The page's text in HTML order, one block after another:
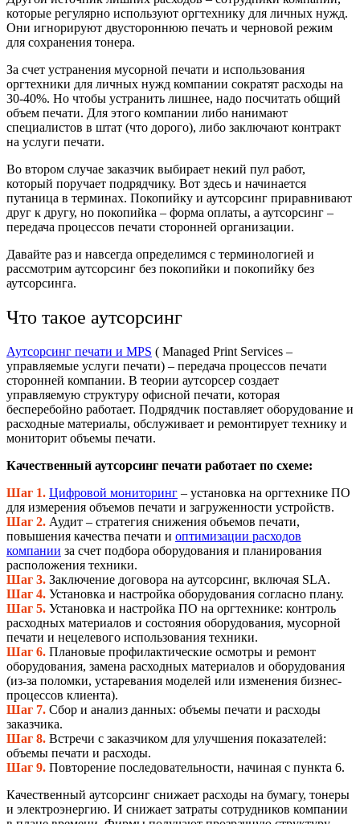
которые регулярно используют оргтехнику для личных нужд.
Они игнорируют двустороннюю печать и черновой режим
для сохранения тонера.
За счет устранения мусорной печати и использования
оргтехники для личных нужд компании сократят расходы на
30-40%. Но чтобы устранить лишнее, надо посчитать общий
объем печати. Для этого компании либо нанимают
специалистов в штат (что дорого), либо заключают контракт
на услуги печати.
Во втором случае заказчик выбирает некий пул работ,
который поручает подрядчику. Вот здесь и начинается
путаница в терминах. Покопийку и аутсорсинг приравнивают
друг к другу, но покопийка – форма оплаты, а аутсорсинг –
передача процессов печати сторонней организации.
Давайте раз и навсегда определимся с терминологией и
рассмотрим аутсорсинг без покопийки и покопийку без
аутсорсинга.
Что такое аутсорсинг
Аутсорсинг печати и MPS ( Managed Print Services –
управляемые услуги печати) – передача процессов печати
сторонней компании. В теории аутсорсер создает
управляемую структуру офисной печати, которая
бесперебойно работает. Подрядчик поставляет оборудование и
расходные материалы, обслуживает и ремонтирует технику и
мониторит объемы печати.
Качественный аутсорсинг печати работает по схеме:
Шаг 1. Цифровой мониторинг – установка на оргтехнике ПО
для измерения объемов печати и загруженности устройств.
Шаг 2. Аудит – стратегия снижения объемов печати,
повышения качества печати и оптимизации расходов
компании за счет подбора оборудования и планирования
расположения техники.
Шаг 3. Заключение договора на аутсорсинг, включая SLA.
Шаг 4. Установка и настройка оборудования согласно плану.
Шаг 5. Установка и настройка ПО на оргтехнике: контроль
расходных материалов и состояния оборудования, мусорной
печати и нецелевого использования техники.
Шаг 6. Плановые профилактические осмотры и ремонт
оборудования, замена расходных материалов и оборудования
(из-за поломки, устаревания моделей или изменения бизнес-
процессов клиента).
Шаг 7. Сбор и анализ данных: объемы печати и расходы
заказчика.
Шаг 8. Встречи с заказчиком для улучшения показателей:
объемы печати и расходы.
Шаг 9. Повторение последовательности, начиная с пункта 6.
Качественный аутсорсинг снижает расходы на бумагу, тонеры
и электроэнергию. И снижает затраты сотрудников компании